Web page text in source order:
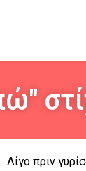
Λίγο πριν